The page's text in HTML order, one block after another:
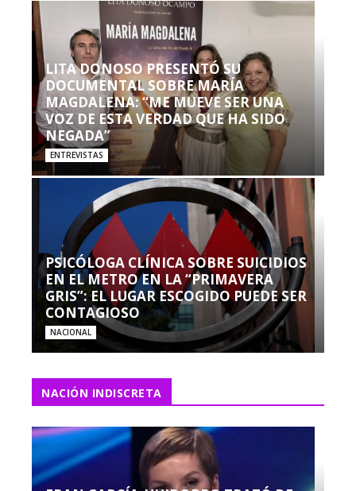
LITA DONOSO PRESENTÓ SU
DOCUMENTAL SOBRE MARÍA
MAGDALENA: “ME MUEVE SER UNA
VOZ DE ESTA VERDAD QUE HA SIDO
NEGADA”
ENTREVISTAS
PSICÓLOGA CLÍNICA SOBRE SUICIDIOS
EN EL METRO EN LA “PRIMAVERA
GRIS”: EL LUGAR ESCOGIDO PUEDE SER
CONTAGIOSO
NACIONAL
NACIÓN INDISCRETA